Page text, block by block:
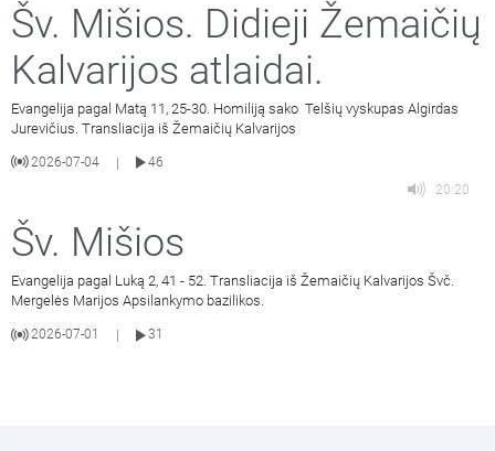
Šv. Mišios. Didieji Žemaičių
Kalvarijos atlaidai.
Evangelija pagal Matą 11, 25-30. Homiliją sako Telšių vyskupas Algirdas
Jurevičius. Transliacija iš Žemaičių Kalvarijos
2026-07-04 |
46
20:20
Šv. Mišios
Evangelija pagal Luką 2, 41 - 52. Transliacija iš Žemaičių Kalvarijos Švč.
Mergelės Marijos Apsilankymo bazilikos.
2026-07-01 31